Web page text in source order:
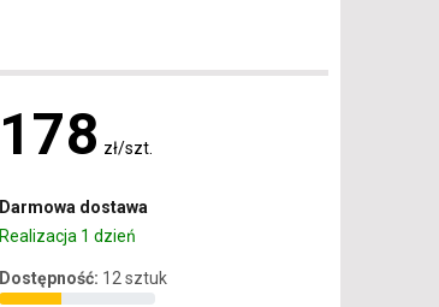
178 zł/szt.
Darmowa dostawa
Realizacja 1 dzień
Dostępność: 12 sztuk